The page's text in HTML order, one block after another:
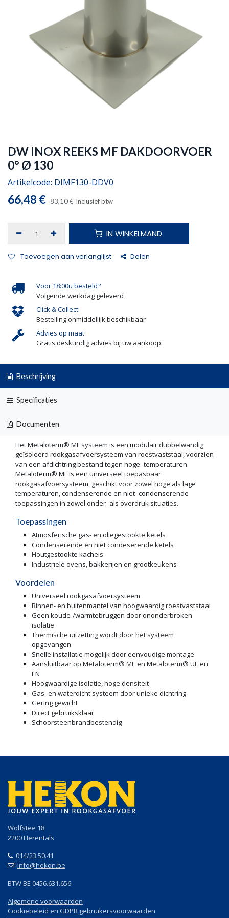
DW INOX REEKS MF DAKDOORVOER
0° Ø 130
Artikelcode: DIMF130-DDV0
66,48 € 83,10€ Inclusief btw
IN WINKELMAND
Toevoegen aan verlanglijst Delen
Voor 18:00u besteld?
Volgende werkdag geleverd
Click & Collect
Bestelling onmiddellijk beschikbaar
Advies op maat
Gratis deskundig advies bij uw aankoop.
Beschrijving
Specificaties
Documenten
Het Metaloterm® MF systeem is een modulair dubbelwandig
geïsoleerd rookgasafvoersysteem van roestvaststaal, voorzien
van een afdichtring bestand tegen hoge- temperaturen.
Metaloterm® MF is een universeel toepasbaar
rookgasafvoersysteem, geschikt voor zowel hoge als lage
temperaturen, condenserende en niet- condenserende
toepassingen in zowel onder- als overdruk situaties.
Toepassingen
Atmosferische gas- en oliegestookte ketels
Condenserende en niet condeserende ketels
Houtgestookte kachels
Industriële ovens, bakkerijen en grootkeukens
Voordelen
Universeel rookgasafvoersysteem
Binnen- en buitenmantel van hoogwaardig roestvaststaal
Geen koude-/warmtebruggen door ononderbroken
isolatie
Thermische uitzetting wordt door het systeem
opgevangen
Snelle installatie mogelijk door eenvoudige montage
Aansluitbaar op Metaloterm® ME en Metaloterm® UE en
EN
Hoogwaardige isolatie, hoge densiteit
Gas- en waterdicht systeem door unieke dichtring
Gering gewicht
Direct gebruiksklaar
Schoorsteenbrandbestendig
Wolfstee 18
2200 Herentals
014/23.50.41
info@hekon.be
BTW BE 0456.631.656
Algemene voorwaarden
Cookiebeleid en GDPR gebruikersvoorwaarden